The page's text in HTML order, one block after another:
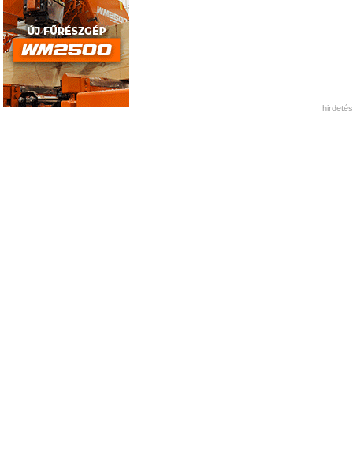
hirdetés